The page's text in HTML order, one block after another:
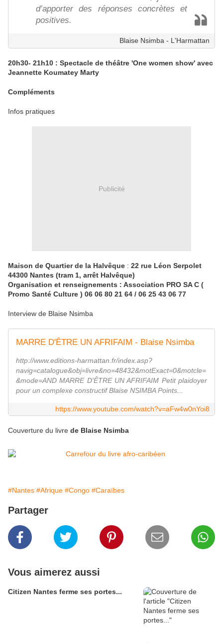
d’apporter des réponses concrètes et
positives.
Blaise Nsimba - L'Harmattan
20h30- 21h10 : Spectacle de théâtre 'One women show' avec
Jeannette Koumatey Marty
Compléments
Infos pratiques
Publicité
Maison de Quartier de la Halvêque : 22 rue Léon Serpolet
44300 Nantes (tram 1, arrêt Halvêque)
Organisation et renseignements : Association PRO SA C (
Promo Santé Culture ) 06 06 80 21 64 / 06 25 43 06 77
Interview de Blaise Nsimba
MARRE D'ÊTRE UN AFRIFAIM - Blaise Nsimba
http://www.editions-harmattan.fr/index.asp?
navig=catalogue&obj=livre&no=48432&motExact=0&motcle=
&mode=AND MARRE D'ÊTRE UN AFRIFAIM Petit plaidoyer
pour un complexe constructif Blaise NSIMBA Points...
https://www.youtube.com/watch?v=aFw4w0nYoi8
Couverture du livre de Blaise Nsimba
#Nantes #Afrique #Congo #Caraïbes
Partager
Vous aimerez aussi
Citizen Nantes ferme ses portes...